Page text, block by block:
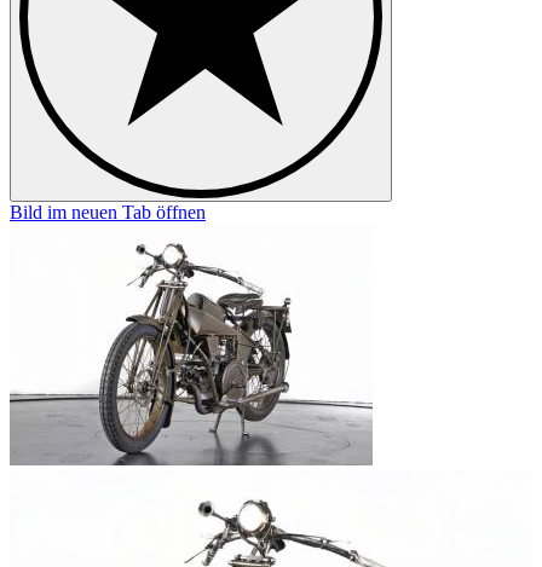
Bild im neuen Tab öffnen